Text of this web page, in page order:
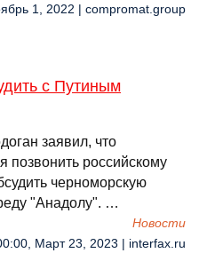
1, 2022 | compromat.group
с Путиным
заявил, что
позвонить российскому
черноморскую
"Анадолу". …
Новости
Март 23, 2023 | interfax.ru